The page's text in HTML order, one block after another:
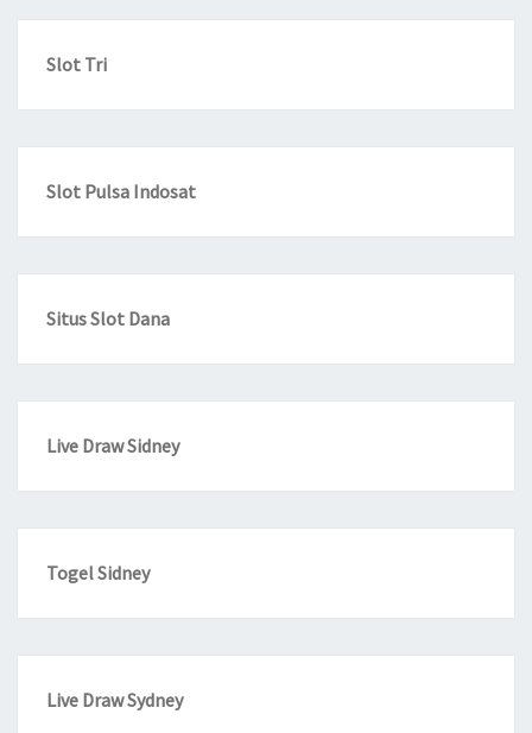
Slot Tri
Slot Pulsa Indosat
Situs Slot Dana
Live Draw Sidney
Togel Sidney
Live Draw Sydney